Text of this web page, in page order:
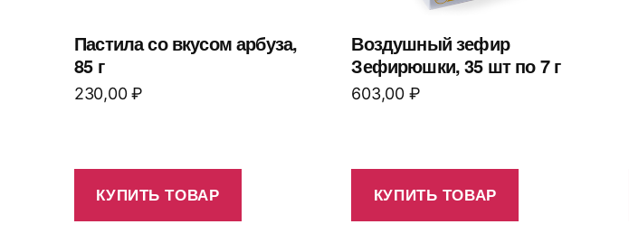
Пастила со вкусом арбуза,
85 г
230,00₽
КУПИТЬ ТОВАР
Воздушный зефир
Зефирюшки, 35 шт по 7 г
603,00 ₽
КУПИТЬ ТОВАР